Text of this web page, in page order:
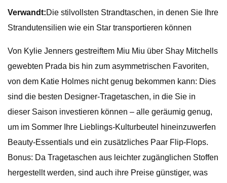
Verwandt:Die stilvollsten Strandtaschen, in denen Sie Ihre
Strandutensilien wie ein Star transportieren können
Von Kylie Jenners gestreiftem Miu Miu über Shay Mitchells
gewebten Prada bis hin zum asymmetrischen Favoriten,
von dem Katie Holmes nicht genug bekommen kann: Dies
sind die besten Designer-Tragetaschen, in die Sie in
dieser Saison investieren können – alle geräumig genug,
um im Sommer Ihre Lieblings-Kulturbeutel hineinzuwerfen
Beauty-Essentials und ein zusätzliches Paar Flip-Flops.
Bonus: Da Tragetaschen aus leichter zugänglichen Stoffen
hergestellt werden, sind auch ihre Preise günstiger, was